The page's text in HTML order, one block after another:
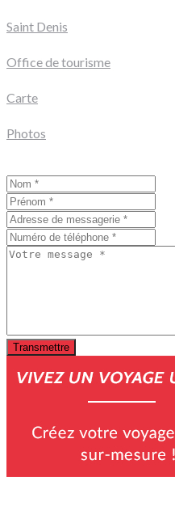
Saint Denis
Office de tourisme
Carte
Photos